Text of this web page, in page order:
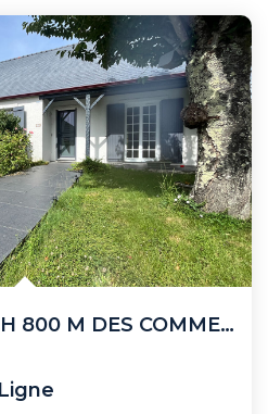
LIGNE BOURG 4 CH 800 M DES COMMERCES
Ligne